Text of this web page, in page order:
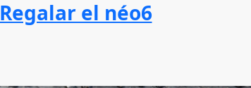
Regalar el néo6